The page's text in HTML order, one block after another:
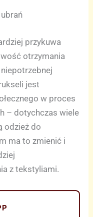
przykuwa
otrzymania
jest
w proces
– dotychczas wiele
odzież do
ma to zmienić i
z tekstyliami.